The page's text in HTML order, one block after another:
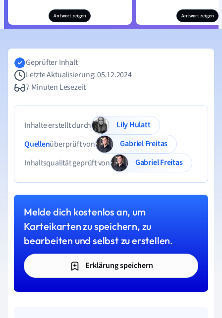
Antwort zeigen Antwort zeigen
Geprüfter Inhalt
Letzte Aktualisierung: 05.12.2024
7 Minuten Lesezeit
Inhalte erstellt durch
Lily Hulatt
Quellenüberprüft von
Gabriel Freitas
Inhaltsqualität geprüft von
Gabriel Freitas
Melde dich kostenlos an, um
Karteikarten zu speichern, zu
bearbeiten und selbst zu erstellen.
Erklärung speichern